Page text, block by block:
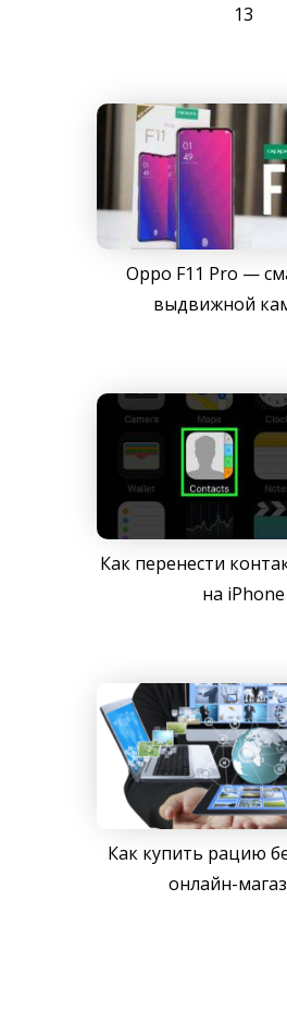
13
Oppo F11 Pro —
выдвижной
Как перенести
на iPhone
Как купить рацию
онлайн-